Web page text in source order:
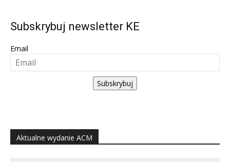
Subskrybuj newsletter KE
Email
Subskrybuj
Aktualne wydanie ACM